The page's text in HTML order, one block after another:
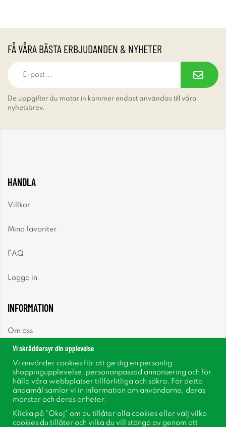
FÅ VÅRA BÄSTA ERBJUDANDEN & NYHETER
De uppgifter du matar in kommer endast användas till våra
nyhetsbrev.
HANDLA
Villkor
Mina favoriter
FAQ
Logga in
INFORMATION
Om oss
Nyhetsbrev
Om cookies
Vi skräddarsyr din upplevelse
Vi använder cookies för att ge dig en personlig
shoppingupplevelse, personanpassad annonsering och för
hålla våra webbplatser tillförlitliga och säkra. För detta
ändamål samlar vi in information om användarna, deras
mönster och deras enheter.
Klicka på "Okej" om du tillåter alla cookies eller välj vilka
cookies du tillåter och vilka du vill stänga av genom att